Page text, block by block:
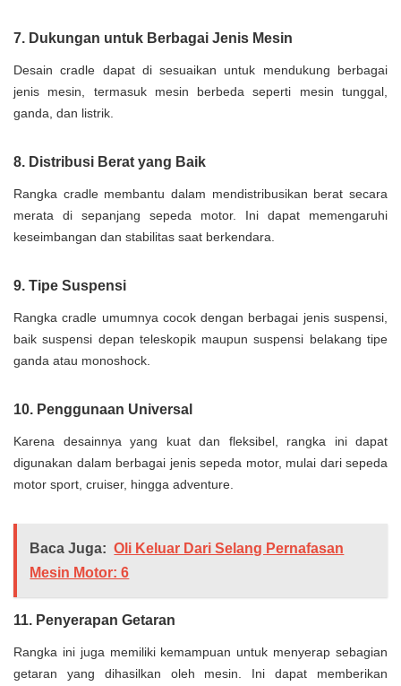
7. Dukungan untuk Berbagai Jenis Mesin
Desain cradle dapat di sesuaikan untuk mendukung berbagai
jenis mesin, termasuk mesin berbeda seperti mesin tunggal,
ganda, dan listrik.
8. Distribusi Berat yang Baik
Rangka cradle membantu dalam mendistribusikan berat secara
merata di sepanjang sepeda motor. Ini dapat memengaruhi
keseimbangan dan stabilitas saat berkendara.
9. Tipe Suspensi
Rangka cradle umumnya cocok dengan berbagai jenis suspensi,
baik suspensi depan teleskopik maupun suspensi belakang tipe
ganda atau monoshock.
10. Penggunaan Universal
Karena desainnya yang kuat dan fleksibel, rangka ini dapat
digunakan dalam berbagai jenis sepeda motor, mulai dari sepeda
motor sport, cruiser, hingga adventure.
Baca Juga: Oli Keluar Dari Selang Pernafasan
Mesin Motor: 6
11. Penyerapan Getaran
Rangka ini juga memiliki kemampuan untuk menyerap sebagian
getaran yang dihasilkan oleh mesin. Ini dapat memberikan